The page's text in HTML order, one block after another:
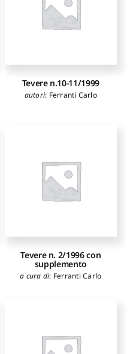
Tevere n.10-11/1999
autori: Ferranti Carlo
Tevere n. 2/1996 con
supplemento
a cura di: Ferranti Carlo